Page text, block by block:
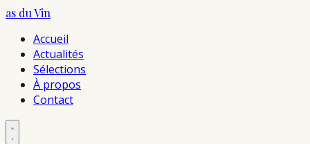
as duVin
Accueil
Actualités
Sélections
À propos
Contact